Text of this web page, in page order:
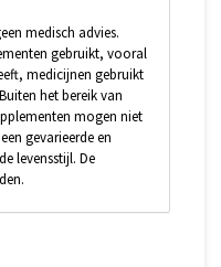
medisch advies.
gebruikt, vooral
medicijnen gebruikt
het bereik van
mogen niet
gevarieerde en
levensstijl. De